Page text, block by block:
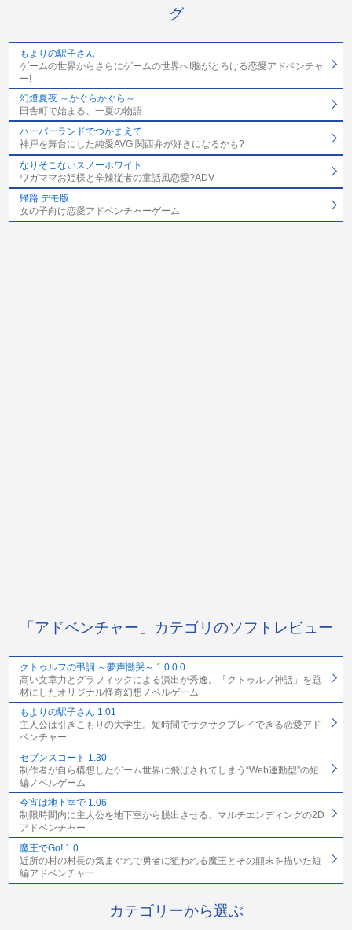
グ
もよりの駅子さん
ゲームの世界からさらにゲームの世界へ!脳がとろける恋愛アドベンチャ
ー!
幻燈夏夜 ～かぐらかぐら～
田舎町で始まる、一夏の物語
ハーバーランドでつかまえて
神戸を舞台にした純愛AVG 関西弁が好きになるかも?
なりそこないスノーホワイト
ワガママお姫様と辛辣従者の童話風恋愛?ADV
帰路 デモ版
女の子向け恋愛アドベンチャーゲーム
「アドベンチャー」カテゴリのソフトレビュー
クトゥルフの弔詞 ～夢声慟哭～ 1.0.0.0
高い文章力とグラフィックによる演出が秀逸。「クトゥルフ神話」を題
材にしたオリジナル怪奇幻想ノベルゲーム
もよりの駅子さん 1.01
主人公は引きこもりの大学生。短時間でサクサクプレイできる恋愛アド
ベンチャー
セブンスコート 1.30
制作者が自ら構想したゲーム世界に飛ばされてしまう“Web連動型”の短
編ノベルゲーム
今宵は地下室で 1.06
制限時間内に主人公を地下室から脱出させる、マルチエンディングの2D
アドベンチャー
魔王でGo! 1.0
近所の村の村長の気まぐれで勇者に狙われる魔王とその顛末を描いた短
編アドベンチャー
カテゴリーから選ぶ